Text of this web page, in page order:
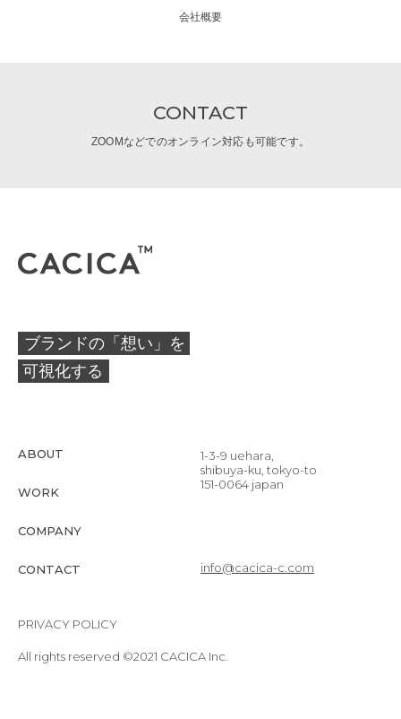
会社概要
CONTACT
ZOOMなどでのオンライン対応も可能です。
ブランドの「想い」を
可視化する
ABOUT
WORK
COMPANY
CONTACT
1-3-9 uehara,
shibuya-ku, tokyo-to
151-0064 japan
info@cacica-c.com
PRIVACY POLICY
All rights reserved ©2021 CACICA Inc.